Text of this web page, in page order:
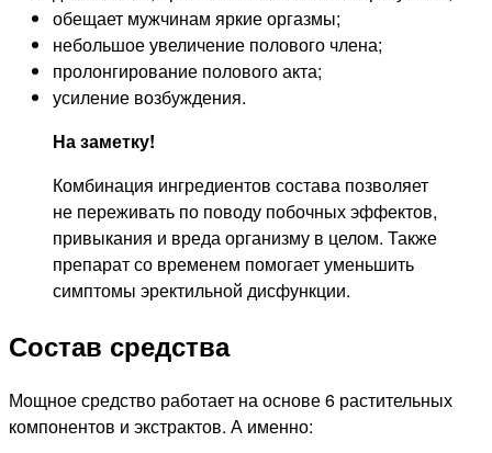
обещает мужчинам яркие оргазмы;
небольшое увеличение полового члена;
пролонгирование полового акта;
усиление возбуждения.
На заметку!
Комбинация ингредиентов состава позволяет
не переживать по поводу побочных эффектов,
привыкания и вреда организму в целом. Также
препарат со временем помогает уменьшить
симптомы эректильной дисфункции.
Состав средства
Мощное средство работает на основе 6 растительных
компонентов и экстрактов. А именно: